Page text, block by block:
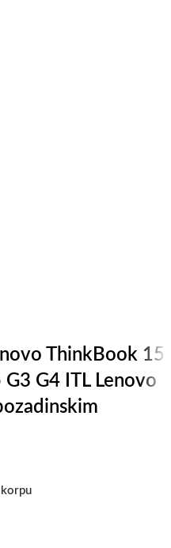
ThinkBook 15
G4 ITL Lenovo